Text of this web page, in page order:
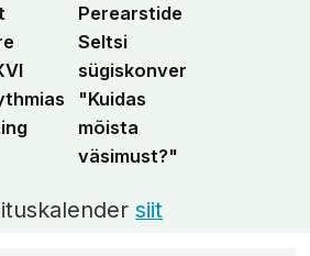
Perearstide
Seltsi
sügiskonverents
"Kuidas
mõista
väsimust?"
siit